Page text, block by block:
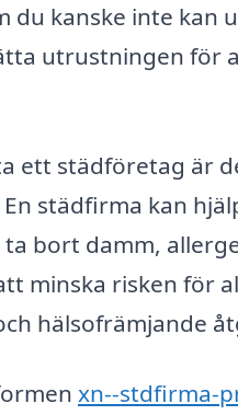
du kanske inte kan
utrustningen för
ett städföretag är
städfirma kan
bort damm,
minska risken för
hälsofrämjande
xn--stdfirma-